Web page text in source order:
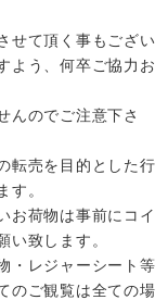
せて頂く事もござい
よう、何卒ご協力お
んのでご注意下さ
転売を目的とした行
す。
お荷物は事前にコイ
い致します。
・レジャーシート等
のご観覧は全ての場